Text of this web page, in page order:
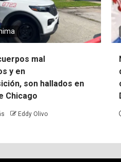
mal
y en
son hallados en
Chicago
Eddy Olivo